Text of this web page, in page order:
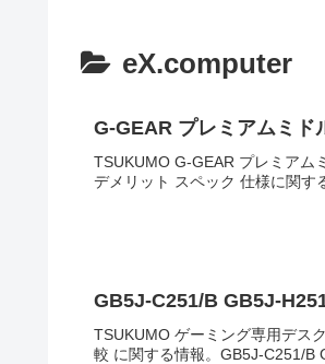
eX.computer
G-GEAR プレミアムミド
TSUKUMO G-GEAR プレミアム
デメリット スペック 仕様に関す
GB5J-C251/B GB5J-
TSUKUMO ゲーミング専用デス
較 に関する情報。GB5J-C251/B